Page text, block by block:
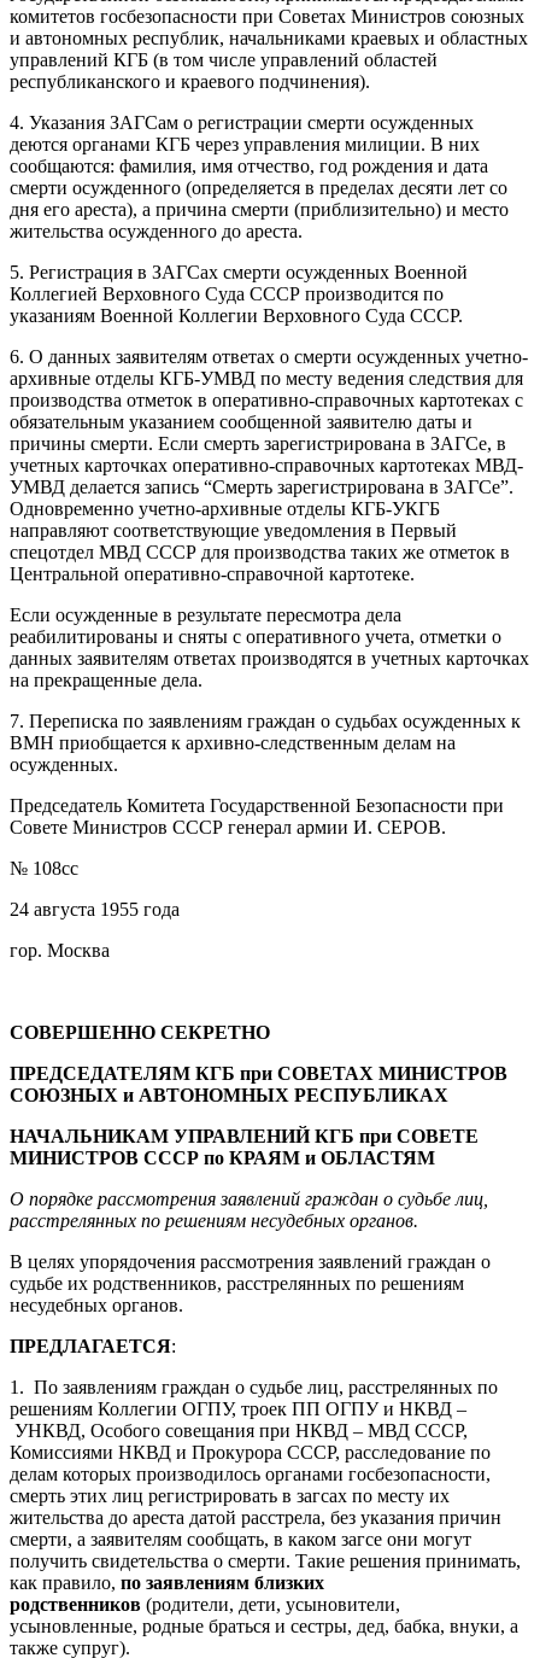
комитетов госбезопасности при Советах Министров союзных
и автономных республик, начальниками краевых и областных
управлений КГБ (в том числе управлений областей
республиканского и краевого подчинения).
4. Указания ЗАГСам о регистрации смерти осужденных
деются органами КГБ через управления милиции. В них
сообщаются: фамилия, имя отчество, год рождения и дата
смерти осужденного (определяется в пределах десяти лет со
дня его ареста), а причина смерти (приблизительно) и место
жительства осужденного до ареста.
5. Регистрация в ЗАГСах смерти осужденных Военной
Коллегией Верховного Суда СССР производится по
указаниям Военной Коллегии Верховного Суда СССР.
6. О данных заявителям ответах о смерти осужденных учетно-
архивные отделы КГБ-УМВД по месту ведения следствия для
производства отметок в оперативно-справочных картотеках с
обязательным указанием сообщенной заявителю даты и
причины смерти. Если смерть зарегистрирована в ЗАГСе, в
учетных карточках оперативно-справочных картотеках МВД-
УМВД делается запись “Смерть зарегистрирована в ЗАГСе”.
Одновременно учетно-архивные отделы КГБ-УКГБ
направляют соответствующие уведомления в Первый
спецотдел МВД СССР для производства таких же отметок в
Центральной оперативно-справочной картотеке.
Если осужденные в результате пересмотра дела
реабилитированы и сняты с оперативного учета, отметки о
данных заявителям ответах производятся в учетных карточках
на прекращенные дела.
7. Переписка по заявлениям граждан о судьбах осужденных к
ВМН приобщается к архивно-следственным делам на
осужденных.
Председатель Комитета Государственной Безопасности при
Совете Министров СССР генерал армии И. СЕРОВ.
№ 108сс
24 августа 1955 года
гор. Москва
СОВЕРШЕННО СЕКРЕТНО
ПРЕДСЕДАТЕЛЯМ КГБ при СОВЕТАХ МИНИСТРОВ
СОЮЗНЫХ и АВТОНОМНЫХ РЕСПУБЛИКАХ
НАЧАЛЬНИКАМ УПРАВЛЕНИЙ КГБ при СОВЕТЕ
МИНИСТРОВ СССР по КРАЯМ и ОБЛАСТЯМ
О порядке рассмотрения заявлений граждан о судьбе лиц,
расстрелянных по решениям несудебных органов.
В целях упорядочения рассмотрения заявлений граждан о
судьбе их родственников, расстрелянных по решениям
несудебных органов.
ПРЕДЛАГАЕТСЯ:
1. По заявлениям граждан о судьбе лиц, расстрелянных по
решениям Коллегии ОГПУ, троек ПП ОГПУ и НКВД –
УНКВД, Особого совещания при НКВД – МВД СССР,
Комиссиями НКВД и Прокурора СССР, расследование по
делам которых производилось органами госбезопасности,
смерть этих лиц регистрировать в загсах по месту их
жительства до ареста датой расстрела, без указания причин
смерти, а заявителям сообщать, в каком загсе они могут
получить свидетельства о смерти. Такие решения принимать,
как правило, по заявлениям близких
родственников (родители, дети, усыновители,
усыновленные, родные браться и сестры, дед, бабка, внуки, а
также супруг).